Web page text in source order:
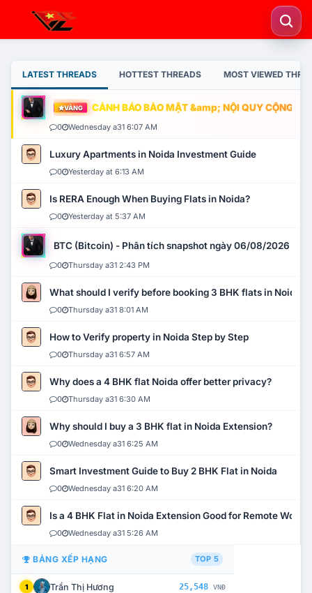
LATEST THREADS HOTTEST THREADS MOST VIEWED
VÀNG CẢNH BÁO BẢO MẬT &amp; NỘI QUY CỘNG
0 Wednesday a31 6:07 AM
Luxury Apartments in Noida Investment Guide
0 Yesterday at 6:13 AM
Is RERA Enough When Buying Flats in Noida?
0 Yesterday at 5:37 AM
BTC (Bitcoin) - Phân tích snapshot ngày 06/08/2026
0 Thursday a31 2:43 PM
What should I verify before booking 3 BHK flats in Noida?
0 Thursday a31 8:01 AM
How to Verify property in Noida Step by Step
0 Thursday a31 6:57 AM
Why does a 4 BHK flat Noida offer better privacy?
0 Thursday a31 6:30 AM
Why should I buy a 3 BHK flat in Noida Extension?
0 Wednesday a31 6:25 AM
Smart Investment Guide to Buy 2 BHK Flat in Noida
0 Wednesday a31 6:20 AM
Is a 4 BHK Flat in Noida Extension Good for Remote Work?
0 Wednesday a31 5:26 AM
BẢNG XẾP HẠNG TOP 5
1 Trần Thị Hương 25,548 VNĐ